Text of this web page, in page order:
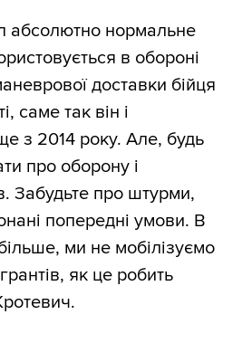
абсолютно нормальне
в обороні
доставки бійця
саме так він і
з 2014 року. Але, будь
про оборону і
Забудьте про штурми,
попередні умови. В
ми не мобілізуємо
як це робить